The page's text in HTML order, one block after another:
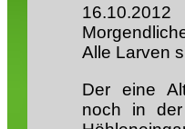
16.10.2012
Alle Larven
Der eine
noch in